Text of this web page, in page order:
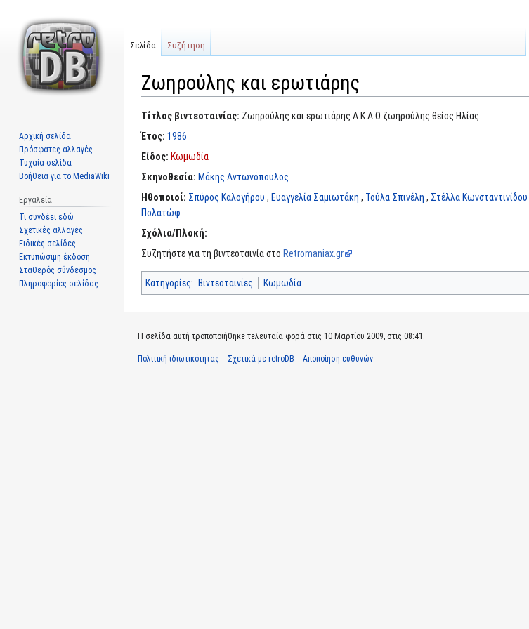
Ζωηρούλης και ερωτιάρης
Μετάβαση
στην
Πήδηση
στην
Τίτλος βιντεοταινίας: Ζωηρούλης και ερωτιάρης Α.Κ.Α Ο ζωηρούλης θείος Ηλίας
Έτος: 1986
Είδος: Κωμωδία
Σκηνοθεσία: Μάκης Αντωνόπουλος
Ηθοποιοί: Σπύρος Καλογήρου , Ευαγγελία Σαμιωτάκη , Τούλα Σπινέλη , Στέλλα Κωνσταντινίδου
Πολατώφ
Σχόλια/Πλοκή:
Συζητήστε για τη βιντεοταινία στο Retromaniax.gr
Κατηγορίες: Βιντεοταινίες Κωμωδία
Σελίδα Συζήτηση
Αρχική σελίδα
Πρόσφατες αλλαγές
Τυχαία σελίδα
Βοήθεια για το MediaWiki
Εργαλεία
Τι συνδέει εδώ
Σχετικές αλλαγές
Ειδικές σελίδες
Εκτυπώσιμη έκδοση
Σταθερός σύνδεσμος
Πληροφορίες σελίδας
Η σελίδα αυτή τροποποιήθηκε τελευταία φορά στις 10 Μαρτίου 2009, στις 08:41.
Πολιτική ιδιωτικότητας Σχετικά με retroDB Αποποίηση ευθυνών